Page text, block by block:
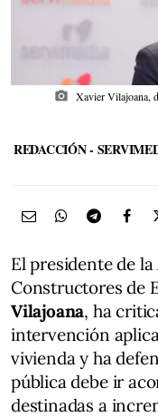
photo_camera Xavier Vilajoana,
REDACCIÓN -
El presidente de
Constructores de
Vilajoana, ha
intervención
vivienda y ha
pública debe ir
destinadas a